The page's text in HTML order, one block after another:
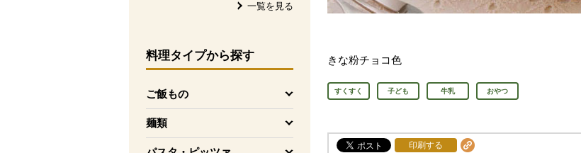
一覧を見る
料理タイプから探す
ご飯もの
を開く
麺類
を開く
きな粉チョコ色
すくすく 子ども 牛乳 おやつ
印刷する